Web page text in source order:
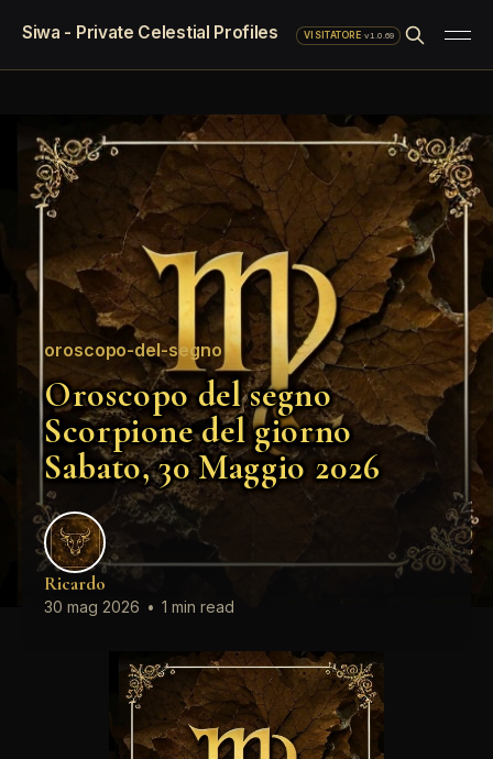
Siwa - Private Celestial Profiles VISITATORE·v1.0.69
oroscopo-del-segno
Oroscopo del segno
Scorpione del giorno
Sabato, 30 Maggio 2026
Ricardo
30 mag 2026 • 1 min read